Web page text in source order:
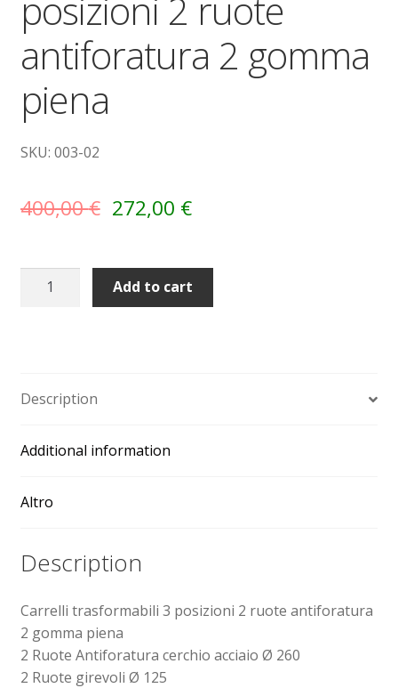
Sollevatori elettrici manuali timonati
Spedizioni
antiforatura 2 gomma
piena
SKU: 003-02
400,00€ 272,00 €
Carrelli
ruote
antiforatura
gomma
quantity
Add to cart
Description
Additional information
Altro
Description
Carrelli trasformabili 3 posizioni 2 ruote antiforatura
2 gomma piena
2 Ruote Antiforatura cerchio acciaio Ø 260
2 Ruote girevoli Ø 125